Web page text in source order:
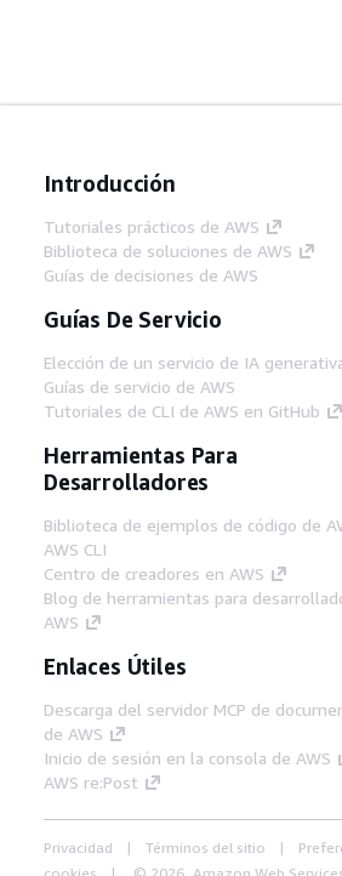
Introducción
Tutoriales prácticos de AWS
Biblioteca de soluciones de AWS
Guías de decisiones de AWS
Guías De Servicio
Elección de un servicio de IA
Guías de servicio de AWS
Tutoriales de CLI de AWS en GitHub
Herramientas Para
Desarrolladores
Biblioteca de ejemplos de código de
AWS CLI
Centro de creadores en AWS
Blog de herramientas para
AWS
Enlaces Útiles
Descarga del servidor MCP de
de AWS
Inicio de sesión en la consola de AWS
AWS re:Post
Privacidad Términos del sitio
cookies
© 2026, Amazon Web